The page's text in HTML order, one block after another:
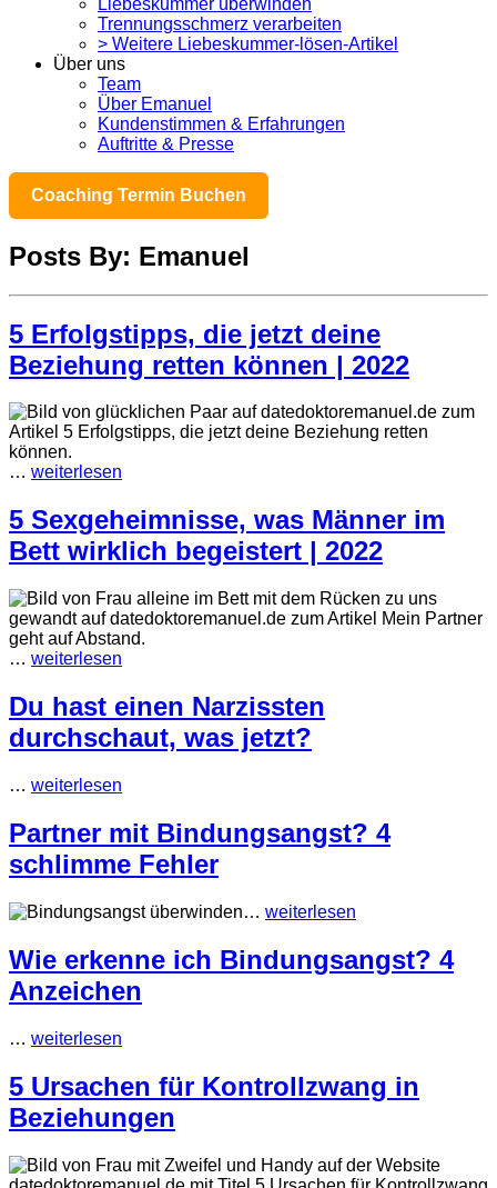
Trennungsschmerz verarbeiten
> Weitere Liebeskummer-lösen-Artikel
Über uns
Team
Über Emanuel
Kundenstimmen & Erfahrungen
Auftritte & Presse
Coaching Termin Buchen
Posts By: Emanuel
5 Erfolgstipps, die jetzt deine
Beziehung retten können | 2022
… weiterlesen
5 Sexgeheimnisse, was Männer im
Bett wirklich begeistert | 2022
… weiterlesen
Du hast einen Narzissten
durchschaut, was jetzt?
… weiterlesen
Partner mit Bindungsangst? 4
schlimme Fehler
… weiterlesen
Wie erkenne ich Bindungsangst? 4
Anzeichen
… weiterlesen
5 Ursachen für Kontrollzwang in
Beziehungen